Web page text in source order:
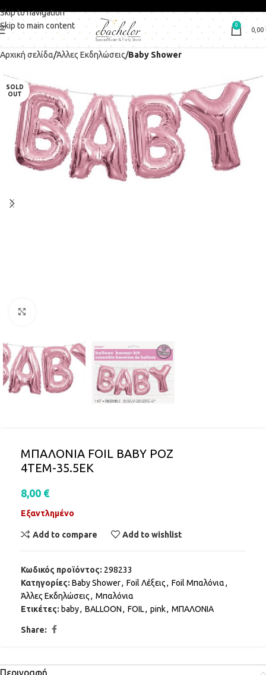
Skip to navigation
Skip to main content
0
0,00
Αρχική σελίδα Άλλες Εκδηλώσεις Baby Shower
SOLD
OUT
ΜΠΑΛΟΝΙΑ FOIL BABY ΡΟΖ
4ΤΕΜ-35.5ΕΚ
8,00 €
Εξαντλημένο
Add to compare Add to wishlist
Κωδικός προϊόντος: 298233
Κατηγορίες: Baby Shower, Foil Λέξεις, Foil Μπαλόνια,
Άλλες Εκδηλώσεις, Μπαλόνια
Ετικέτες: baby, BALLOON, FOIL, pink, ΜΠΑΛΟΝΙΑ
Share:
Περιγραφή